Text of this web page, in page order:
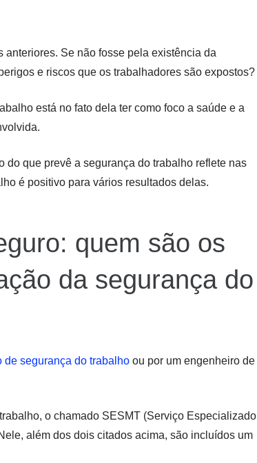
Se não fosse pela existência da
e riscos que os trabalhadores são expostos?
está no fato dela ter como foco a saúde e a
que prevê a segurança do trabalho reflete nas
é positivo para vários resultados delas.
quem são os
da segurança do
de segurança do trabalho ou por um engenheiro de
o chamado SESMT (Serviço Especializado
além dos dois citados acima, são incluídos um